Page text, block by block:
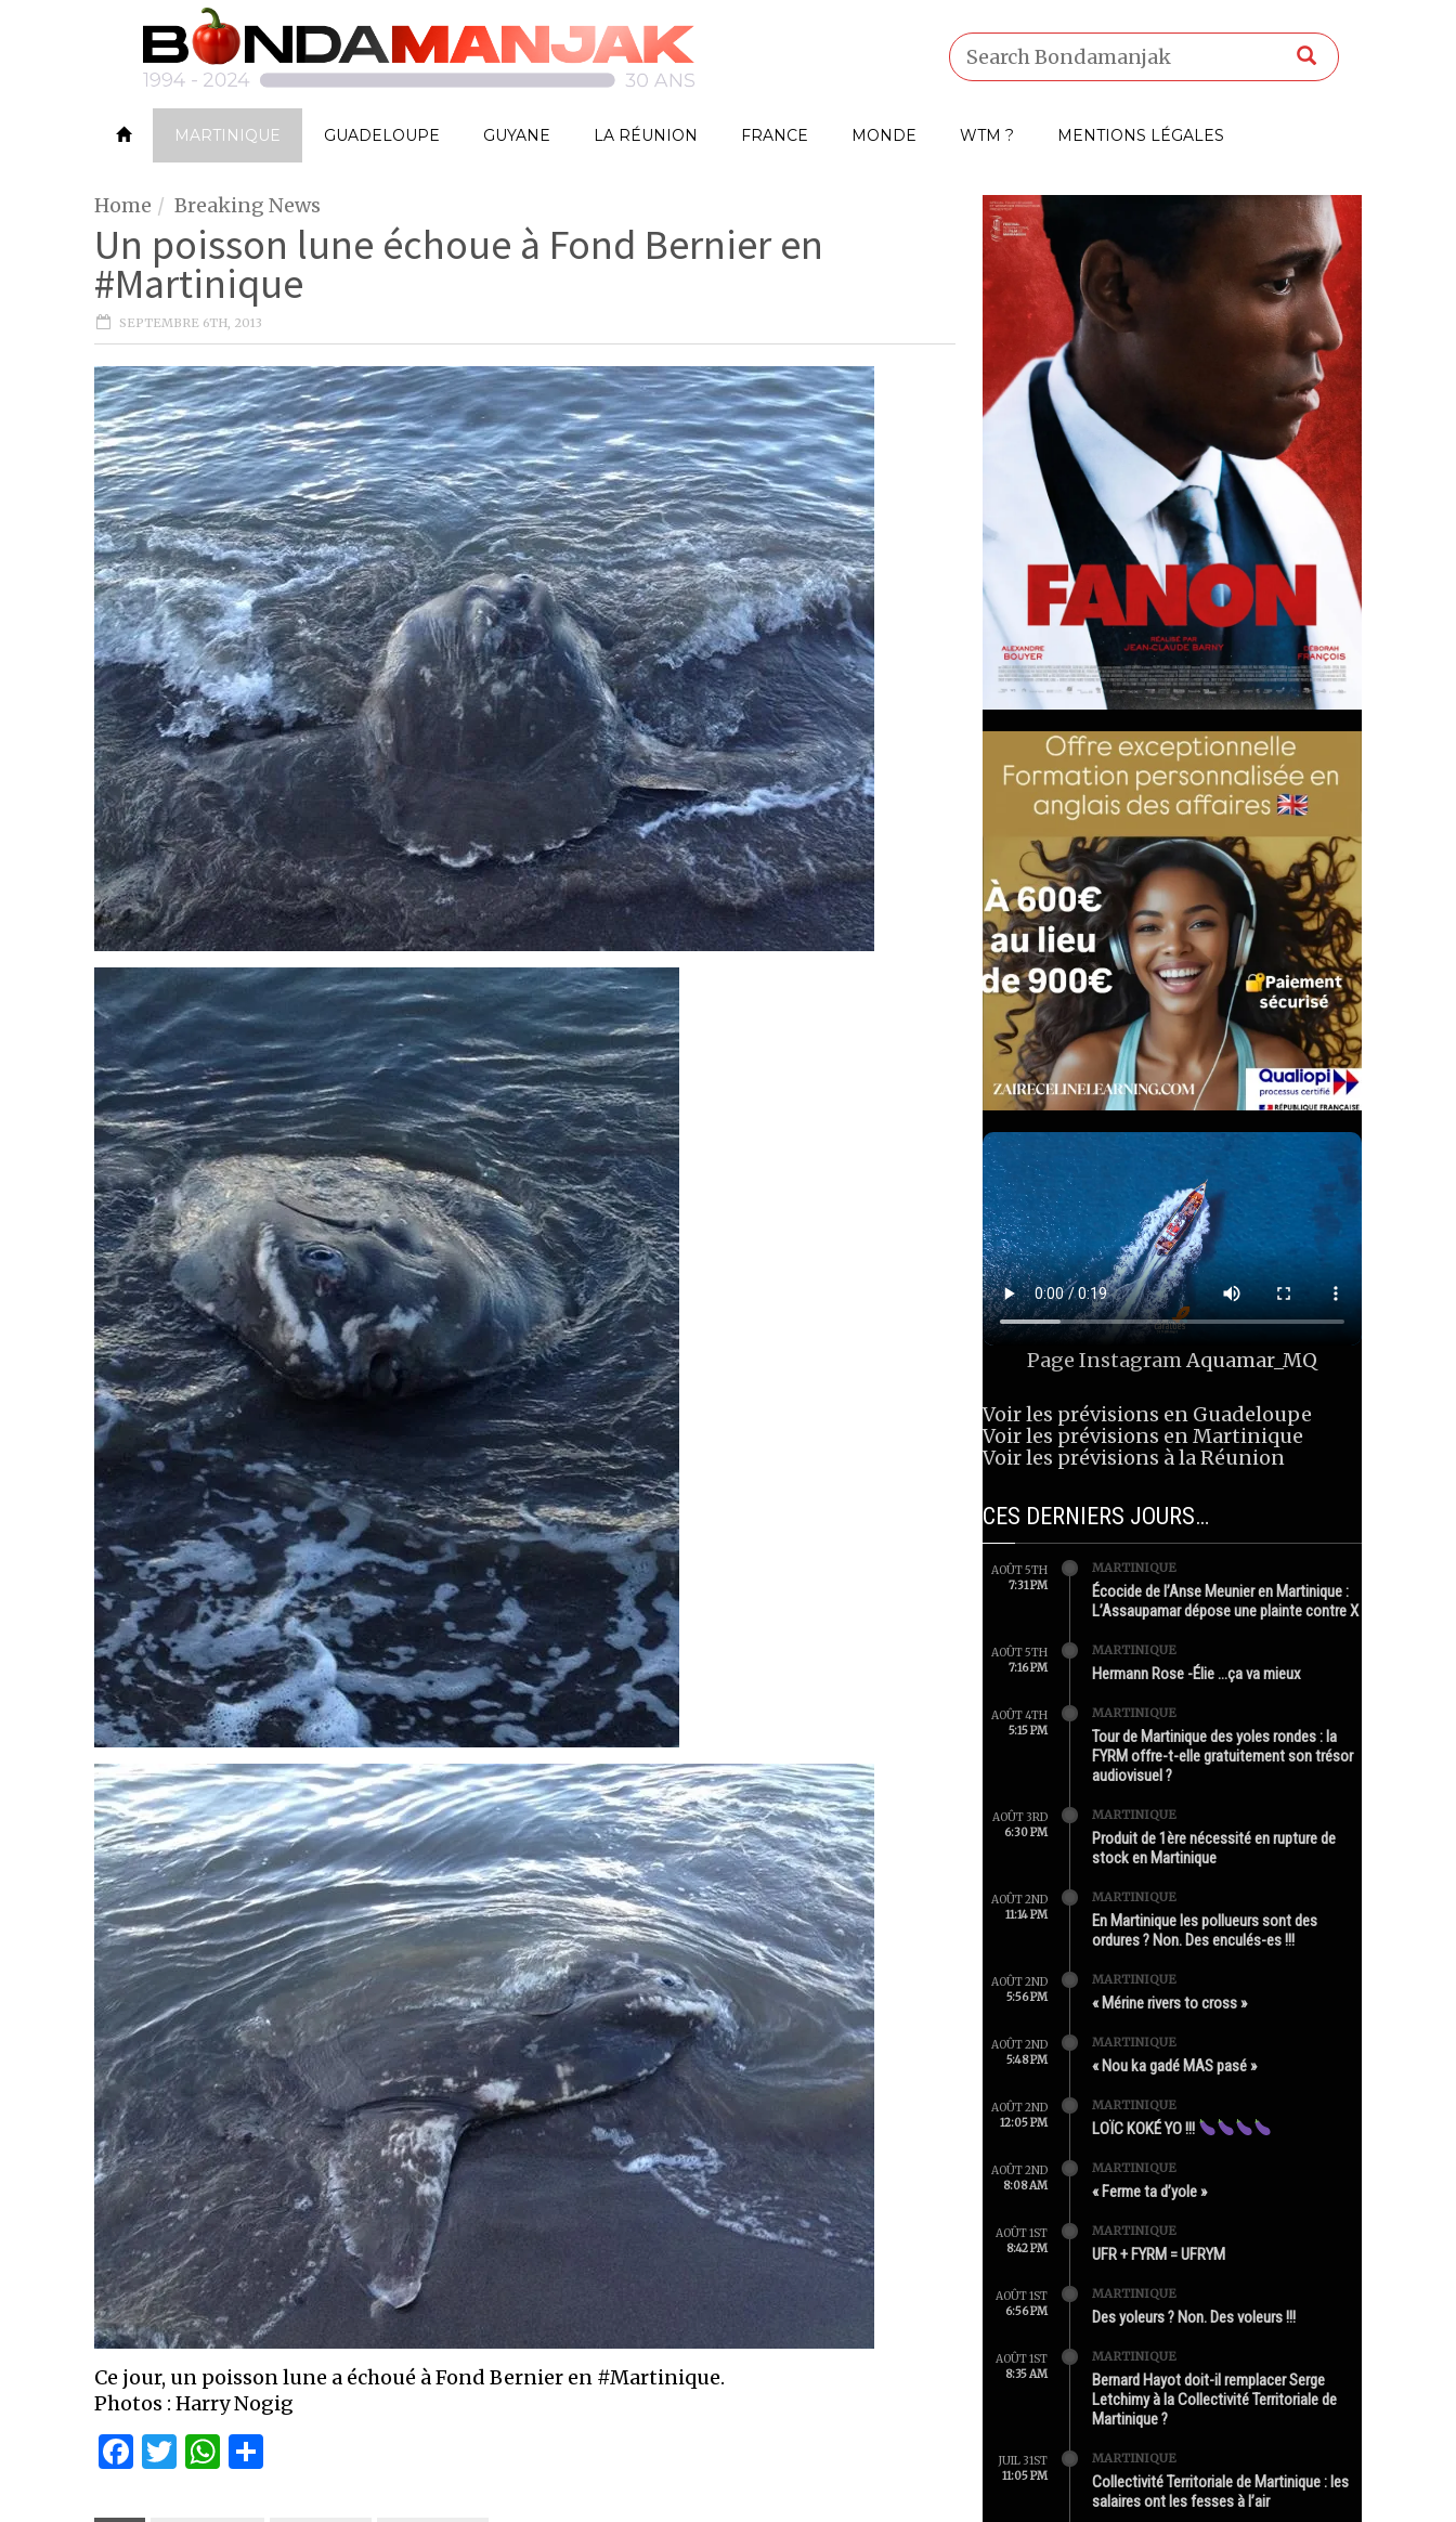
MARTINIQUE GUADELOUPE GUYANE LA RÉUNION FRANCE MONDE WTM ? MENTIONS LÉGALES
Home Breaking News
Un poisson lune échoue à Fond Bernier en
#Martinique
SEPTEMBRE 6TH, 2013
Ce jour, un poisson lune a échoué à Fond Bernier en #Martinique.
Photos : Harry Nogig
Facebook
Twitter
WhatsApp
Page InstagramAquamar_MQ
Voir les prévisions en Guadeloupe
Voir les prévisions en Martinique
Voir les prévisions à la Réunion
CES DERNIERS JOURS…
AOÛT 5TH
7:31 PM
MARTINIQUE
Écocide de l’Anse Meunier en Martinique :
L’Assaupamar dépose une plainte contre X
AOÛT 5TH
7:16 PM
MARTINIQUE
Hermann Rose -Élie …ça va mieux
AOÛT 4TH
5:15 PM
MARTINIQUE
Tour de Martinique des yoles rondes : la
FYRM offre-t-elle gratuitement son trésor
audiovisuel ?
AOÛT 3RD
6:30 PM
MARTINIQUE
Produit de 1ère nécessité en rupture de
stock en Martinique
AOÛT 2ND
11:14 PM
MARTINIQUE
En Martinique les pollueurs sont des
ordures ? Non. Des enculés-es !!!
AOÛT 2ND
5:56 PM
MARTINIQUE
« Mérine rivers to cross »
AOÛT 2ND
5:48 PM
MARTINIQUE
« Nou ka gadé MAS pasé »
AOÛT 2ND
12:05 PM
MARTINIQUE
LOÏC KOKÉ YO !!!
AOÛT 2ND
8:08 AM
MARTINIQUE
« Ferme ta d’yole »
AOÛT 1ST
8:42 PM
MARTINIQUE
UFR + FYRM = UFRYM
AOÛT 1ST
6:56 PM
MARTINIQUE
Des yoleurs ? Non. Des voleurs !!!
AOÛT 1ST
8:35 AM
MARTINIQUE
Bernard Hayot doit-il remplacer Serge
Letchimy à la Collectivité Territoriale de
Martinique ?
JUIL 31ST
11:05 PM
MARTINIQUE
Collectivité Territoriale de Martinique : les
salaires ont les fesses à l’air